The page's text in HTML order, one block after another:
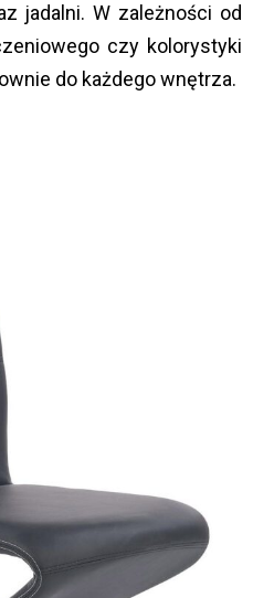
jadalni. W zależności od
czy kolorystyki
do każdego wnętrza.